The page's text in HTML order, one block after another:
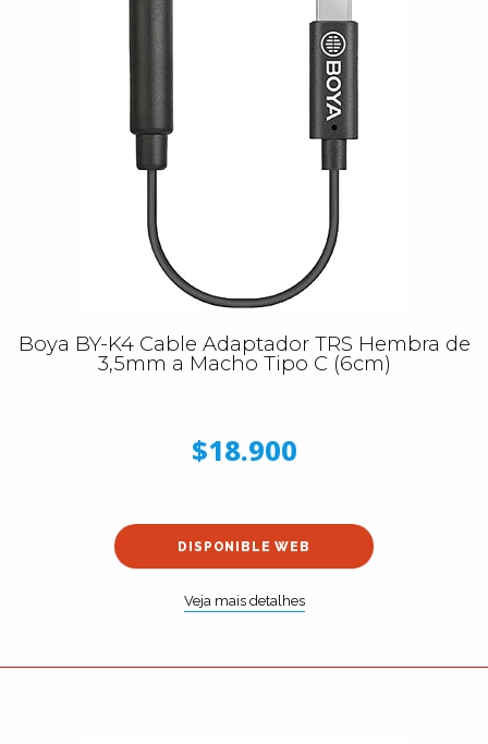
Boya BY-K4 Cable Adaptador TRS Hembra de
3,5mm a Macho Tipo C (6cm)
$18.900
DISPONIBLE WEB
Veja mais detalhes